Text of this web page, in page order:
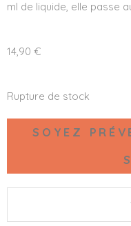
ml de liquide, elle passe
14,90 €
Rupture de stock
SOYEZ